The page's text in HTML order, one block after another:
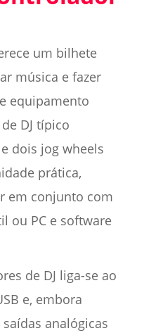
um bilhete
música e fazer
equipamento
DJ típico
dois jog wheels
prática,
em conjunto com
ou PC e software
de DJ liga-se ao
e, embora
analógicas